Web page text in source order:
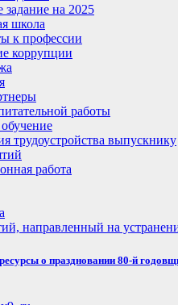
задание на 2025
школа
к профессии
коррупции
работы
трудоустройства выпускнику
работа
направленный на
о праздновании 80-й